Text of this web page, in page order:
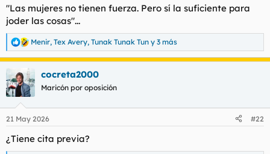
"Las mujeres no tienen fuerza. Pero sí la suficiente para
joder las cosas"...
R
e
a
c
c
i
e
Menir, Tex Avery, Tunak Tunak Tun y 3 más
cocreta2000
Maricón por oposición
21 May 2026 #22
¿Tiene cita previa?